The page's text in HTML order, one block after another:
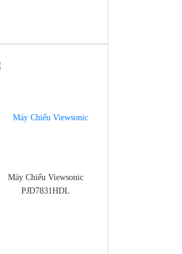
Máy Chiếu Viewsonic
PJD7831HDL